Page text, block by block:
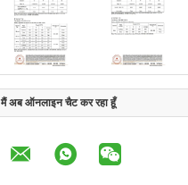
मैं अब ऑनलाइन चैट कर रहा हूँ